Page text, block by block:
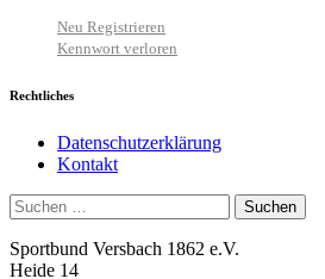
Neu Registrieren
Kennwort verloren
Rechtliches
Datenschutzerklärung
Kontakt
Suchen
nach:
Sportbund Versbach 1862 e.V.
Heide 14